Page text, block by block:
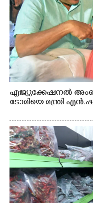
എജ്യുക്കേഷനൽ
ടോമിയെ മന്ത്രി